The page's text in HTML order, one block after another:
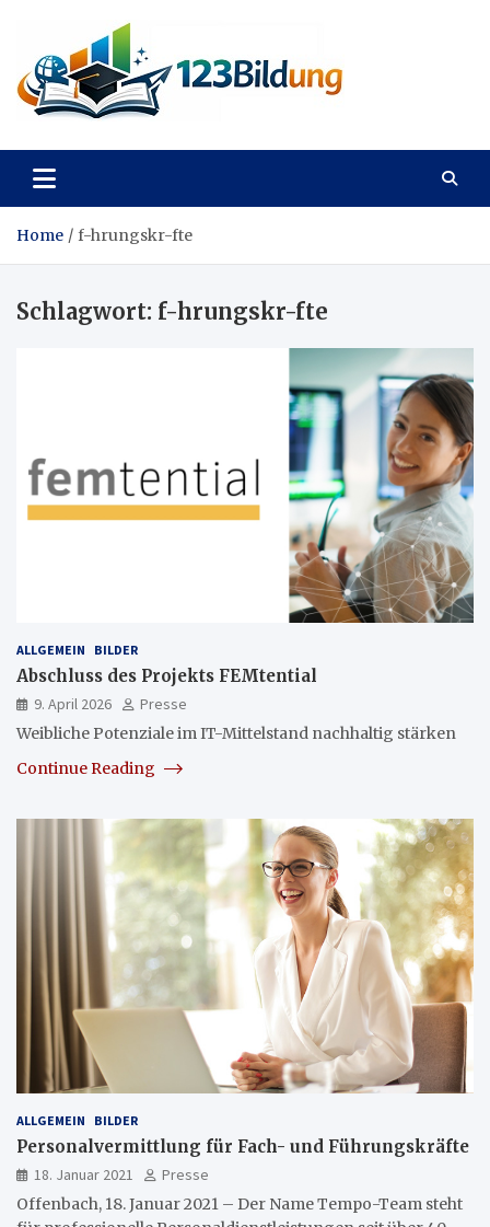
content
123Bildung
Home f-hrungskr-fte
Schlagwort: f-hrungskr-fte
ALLGEMEIN BILDER
Abschluss des Projekts FEMtential
9. April 2026
Presse
Weibliche Potenziale im IT-Mittelstand nachhaltig stärken
Continue Reading
ALLGEMEIN BILDER
Personalvermittlung für Fach- und Führungskräfte
18. Januar 2021
Presse
Offenbach, 18. Januar 2021 – Der Name Tempo-Team steht